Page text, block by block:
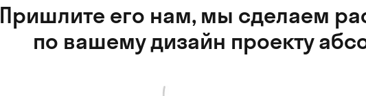
Пришлите его нам, мы сделаем
по вашему дизайн проекту